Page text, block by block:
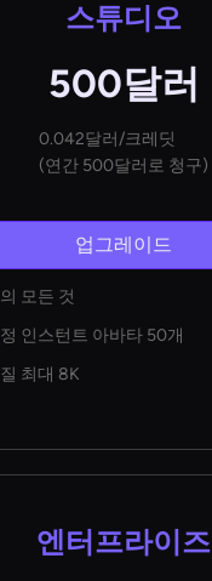
스튜디오
500달러
0.042달러/크레딧
(연간 500달러로 청구)
업그레이드
모든 것
인스턴트 아바타 50개
최대 8K
엔터프라이즈